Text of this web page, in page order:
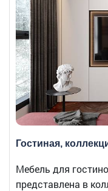
Гостиная,
Мебель для
представлена в